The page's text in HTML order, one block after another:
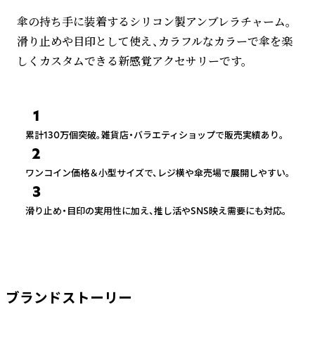
傘の持ち手に装着するシリコン製アンブレラチャーム。
滑り止めや目印として使え、カラフルなカラーで傘を楽
しくカスタムできる新感覚アクセサリーです。
1
累計130万個突破。雑貨店・バラエティショップで販売実績あり。
2
ワンコイン価格＆小型サイズで、レジ横や傘売場で展開しやすい。
3
滑り止め・目印の実用性に加え、推し活やSNS映え需要にも対応。
ブランドストーリー